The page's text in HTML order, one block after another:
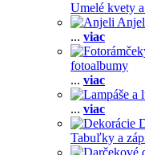
Umelé kvety
... viac
fotoalbumy
... viac
... viac
Tabuľky a